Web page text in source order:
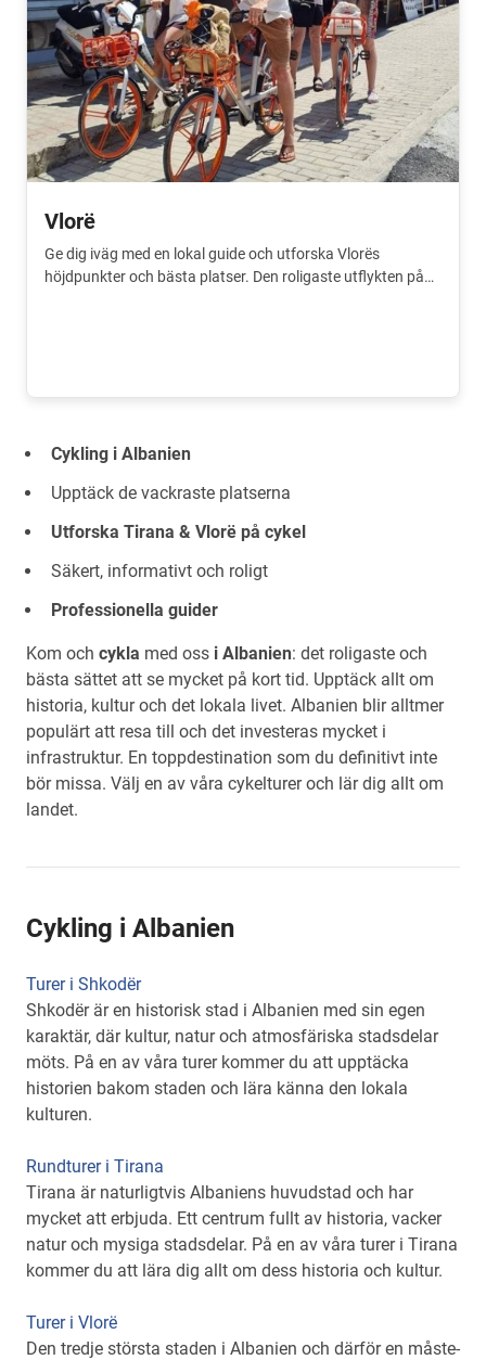
Vlorë
Ge dig iväg med en lokal guide och utforska Vlorës
höjdpunkter och bästa platser. Den roligaste utflykten på
Cykling i Albanien
Upptäck de vackraste platserna
Utforska Tirana & Vlorë på cykel
Säkert, informativt och roligt
Professionella guider
Kom och cykla med oss i Albanien: det roligaste och
bästa sättet att se mycket på kort tid. Upptäck allt om
historia, kultur och det lokala livet. Albanien blir alltmer
populärt att resa till och det investeras mycket i
infrastruktur. En toppdestination som du definitivt inte
bör missa. Välj en av våra cykelturer och lär dig allt om
landet.
Cykling i Albanien
Turer i Shkodër
Shkodër är en historisk stad i Albanien med sin egen
karaktär, där kultur, natur och atmosfäriska stadsdelar
möts. På en av våra turer kommer du att upptäcka
historien bakom staden och lära känna den lokala
kulturen.
Rundturer i Tirana
Tirana är naturligtvis Albaniens huvudstad och har
mycket att erbjuda. Ett centrum fullt av historia, vacker
natur och mysiga stadsdelar. På en av våra turer i Tirana
kommer du att lära dig allt om dess historia och kultur.
Turer i Vlorë
Den tredje största staden i Albanien och därför en måste-